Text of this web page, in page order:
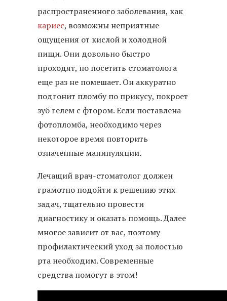
распространенного заболевания, как
кариес, возможны неприятные
ощущения от кислой и холодной
пищи. Они довольно быстро
проходят, но посетить стоматолога
еще раз не помешает. Он аккуратно
подгонит пломбу по прикусу, покроет
зуб гелем с фтором. Если поставлена
фотопломба, необходимо через
некоторое время повторить
означенные манипуляции.
Лечащий врач-стоматолог должен
грамотно подойти к решению этих
задач, тщательно провести
диагностику и оказать помощь. Далее
многое зависит от вас, поэтому
профилактический уход за полостью
рта необходим. Современные
средства помогут в этом!